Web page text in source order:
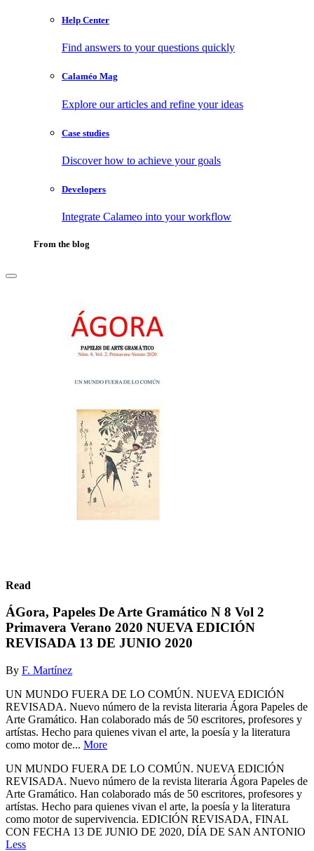
Help Center
Find answers to your questions quickly
Calaméo Mag
Explore our articles and refine your ideas
Case studies
Discover how to achieve your goals
Developers
Integrate Calameo into your workflow
From the blog
Read
ÁGora, Papeles De Arte Gramático N 8 Vol 2
Primavera Verano 2020 NUEVA EDICIÓN
REVISADA 13 DE JUNIO 2020
By F. Martínez
UN MUNDO FUERA DE LO COMÚN. NUEVA EDICIÓN
REVISADA. Nuevo número de la revista literaria Ágora Papeles de
Arte Gramático. Han colaborado más de 50 escritores, profesores y
artístas. Hecho para quienes vivan el arte, la poesía y la literatura
como motor de... More
UN MUNDO FUERA DE LO COMÚN. NUEVA EDICIÓN
REVISADA. Nuevo número de la revista literaria Ágora Papeles de
Arte Gramático. Han colaborado más de 50 escritores, profesores y
artístas. Hecho para quienes vivan el arte, la poesía y la literatura
como motor de supervivencia. EDICIÓN REVISADA, FINAL
CON FECHA 13 DE JUNIO DE 2020, DÍA DE SAN ANTONIO
Less